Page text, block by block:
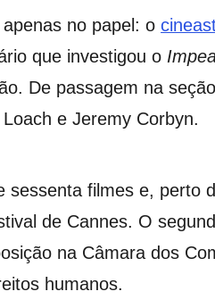
apenas no papel: o
que investigou o
De passagem na
e Jeremy Corbyn.
sessenta filmes e, perto
de Cannes. O
na Câmara dos
humanos.